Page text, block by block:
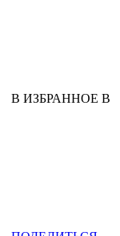
В ИЗБРАННОЕ В